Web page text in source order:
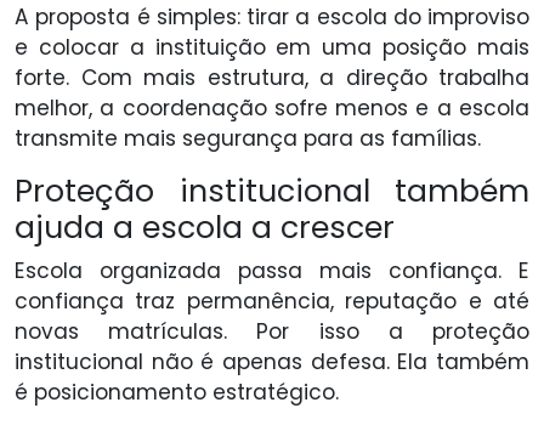
A proposta é simples: tirar a escola do improviso
e colocar a instituição em uma posição mais
forte. Com mais estrutura, a direção trabalha
melhor, a coordenação sofre menos e a escola
transmite mais segurança para as famílias.
Proteção institucional também
ajuda a escola a crescer
Escola organizada passa mais confiança. E
confiança traz permanência, reputação e até
novas matrículas. Por isso a proteção
institucional não é apenas defesa. Ela também
é posicionamento estratégico.